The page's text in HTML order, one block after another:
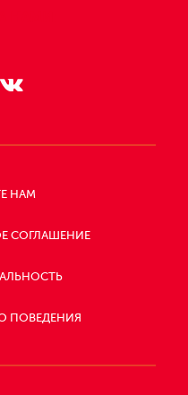
НАМ
СОГЛАШЕНИЕ
ПОВЕДЕНИЯ